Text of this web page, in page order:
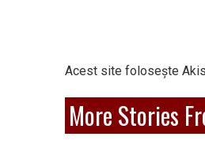
Acest site folosește
More Stories